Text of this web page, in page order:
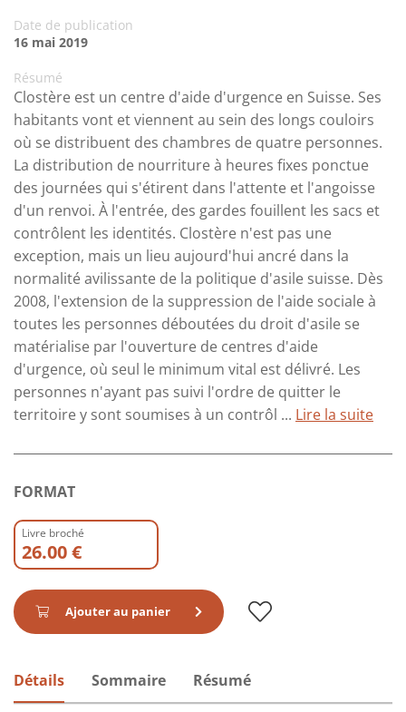
Date de publication
16 mai 2019
Résumé
Clostère est un centre d'aide d'urgence en Suisse. Ses
habitants vont et viennent au sein des longs couloirs
où se distribuent des chambres de quatre personnes.
La distribution de nourriture à heures fixes ponctue
des journées qui s'étirent dans l'attente et l'angoisse
d'un renvoi. À l'entrée, des gardes fouillent les sacs et
contrôlent les identités. Clostère n'est pas une
exception, mais un lieu aujourd'hui ancré dans la
normalité avilissante de la politique d'asile suisse. Dès
2008, l'extension de la suppression de l'aide sociale à
toutes les personnes déboutées du droit d'asile se
matérialise par l'ouverture de centres d'aide
d'urgence, où seul le minimum vital est délivré. Les
personnes n'ayant pas suivi l'ordre de quitter le
territoire y sont soumises à un contrôl ... Lire la suite
FORMAT
Livre broché
26.00 €
Ajouter au panier
Détails Sommaire Résumé